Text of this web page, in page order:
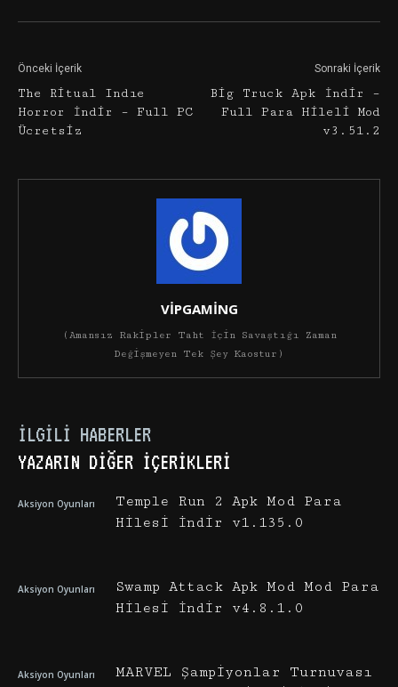
Önceki İçerik
The Ritual Indıe
Horror İndir – Full PC
Ücretsiz
Sonraki İçerik
Big Truck Apk İndir –
Full Para Hileli Mod
v3.51.2
VİPGAMİNG
(Amansız Rakipler Taht İçin Savaştığı Zaman
Değişmeyen Tek Şey Kaostur)
İLGILI HABERLER
YAZARIN DIĞER İÇERIKLERI
Aksiyon Oyunları
Temple Run 2 Apk Mod Para
Hilesi İndir v1.135.0
Aksiyon Oyunları
Swamp Attack Apk Mod Mod Para
Hilesi İndir v4.8.1.0
Aksiyon Oyunları
MARVEL Şampiyonlar Turnuvası